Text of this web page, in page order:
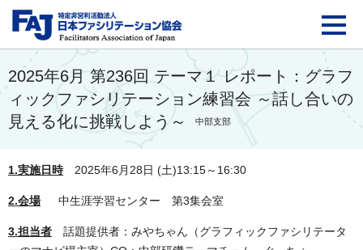
FAJ：特定非営利活動
2025年6月 第236回 テーマ１ レポート：グラフ
ィックファシリテーション練習会 ～話し合いの
見える化に挑戦しよう～
中部支部
1.実施日時2025年6月28日 (土)13:15～16:30
2.会場 中生涯学習センター 第3集会室
3.担当者 話題提供者：みやちゃん（グラフィックファシリテータ